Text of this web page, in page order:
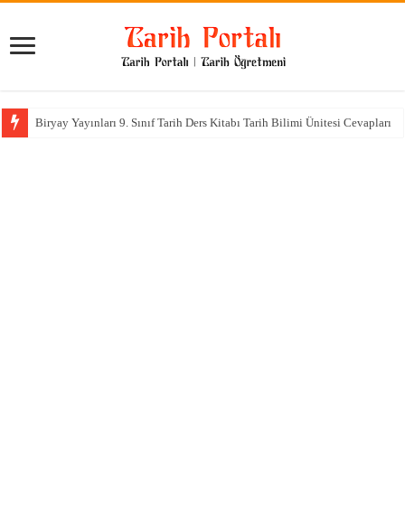
Biryay Yayınları 9. Sınıf Tarih Ders Kitabı Tarih Bilimi Ünitesi Cevapları